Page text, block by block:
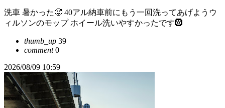
洗車 暑かった🥵 40アル納車前にもう一回洗ってあげようウ
ィルソンのモップ ホイール洗いやすかったです🛞
thumb_up 39
comment0
2026/08/09 10:59